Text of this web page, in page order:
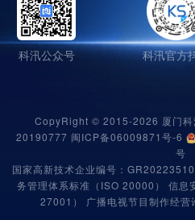
科汛公众号 科汛官方
CopyRight © 2015-2026 厦门科
20190777 闽ICP备06009871号-6
号
国家高新技术企业编号：
务管理体系标准（ISO 20000） 信息
27001）
广播电视节目制作经